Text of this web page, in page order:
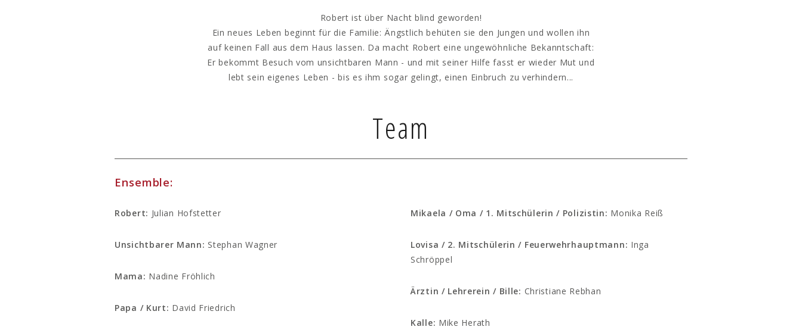
Robert ist über Nacht blind geworden!
Ein neues Leben beginnt für die Familie: Ängstlich behüten sie den Jungen und wollen ihn
auf keinen Fall aus dem Haus lassen. Da macht Robert eine ungewöhnliche Bekanntschaft:
Er bekommt Besuch vom unsichtbaren Mann - und mit seiner Hilfe fasst er wieder Mut und
lebt sein eigenes Leben - bis es ihm sogar gelingt, einen Einbruch zu verhindern...
Team
Ensemble:
Robert: Julian Hofstetter
Unsichtbarer Mann: Stephan Wagner
Mama: Nadine Fröhlich
Papa / Kurt: David Friedrich
Mikaela / Oma / 1. Mitschülerin / Polizistin: Monika Reiß
Lovisa / 2. Mitschülerin / Feuerwehrhauptmann: Inga
Schröppel
Ärztin / Lehrerein / Bille: Christiane Rebhan
Kalle: Mike Herath